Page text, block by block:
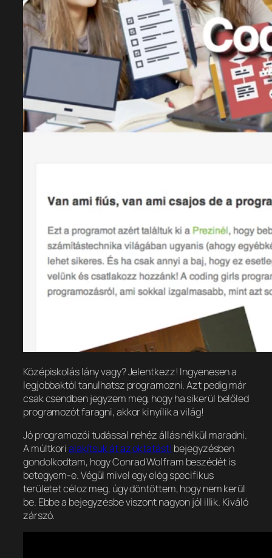
Középiskolás lány vagy? Jelentkezz! Ingyenesen a
legjobbaktól tanulhatsz programozni. Azt pedig már
csak csendben jegyzem meg, hogy ha sikerül belőled
programozót faragni, akkor kinyílik a világ!
Jó programozói tudással nehéz állás nélkül maradni.
A múltkorialakítsuk át az oktatást! bejegyzésben
gondolkodtam, hogy Conrad Wolfram beszédét is
betegyem-e. Végül mivel egy elég specifikus
területet céloz meg, úgy döntöttem, hogy nem kerül
be. Ebbe a bejegyzésbe viszont nagyon jól illik. Kiváló
zárszó.